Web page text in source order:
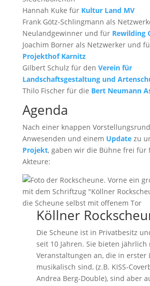
Hannah Kuke für Kultur Land MV
Frank Götz-Schlingmann als
Neulandgewinner und für Rewilding
Joachim Borner als Netzwerker und
Projekthof Karnitz
Gilbert Schulz für den Verein für
Landschaftsgestaltung und
Thilo Fischer für die Bert Neumann
Agenda
Nach einer knappen
Anwesenden und einem Updatezu
Projekt, gaben wir die Bühne frei für
Akteure:
Köllner
Die Scheune ist in Privatbesitz
seit 10 Jahren. Sie bieten jährlich
Veranstaltungen an, die in erster
musikalisch sind, (z.B. KISS-
Andrea Berg-Double), sind aber